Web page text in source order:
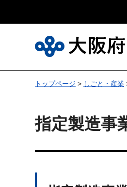
トップページ > しごと・産業
指定製造事